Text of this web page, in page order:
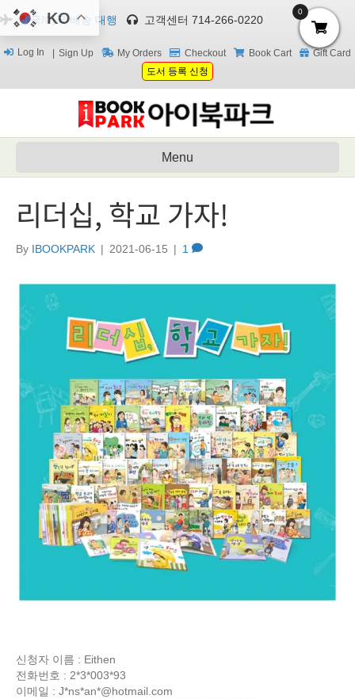
한국/미국 배송 대행 고객센터 714-266-0220
Log In Sign Up My Orders Checkout Book Cart
Gift Card
도서 등록 신청
Menu
리더십, 학교 가자!
By IBOOKPARK | 2021-06-15 | 1
신청자 이름 : Eithen
전화번호 : 2*3*003*93
이메일 : J*ns*an*@hotmail.com
KO 0